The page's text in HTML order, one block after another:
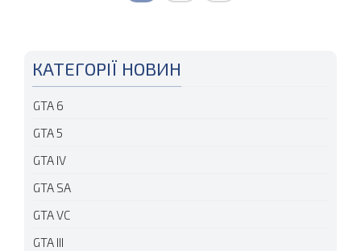
КАТЕГОРІЇ НОВИН
GTA 6
GTA 5
GTA IV
GTA SA
GTA VC
GTA III